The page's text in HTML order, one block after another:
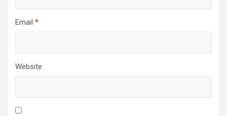
Email *
Website